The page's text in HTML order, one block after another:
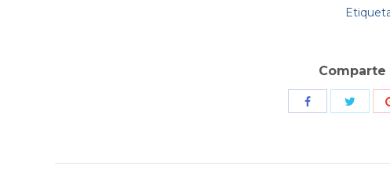
Compartir